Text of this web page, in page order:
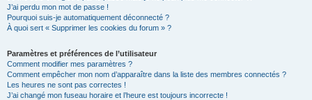
J’ai perdu mon mot de passe !
Pourquoi suis-je automatiquement déconnecté ?
À quoi sert « Supprimer les cookies du forum » ?
Paramètres et préférences de l’utilisateur
Comment modifier mes paramètres ?
Comment empêcher mon nom d’apparaître dans la liste des membres connectés ?
Les heures ne sont pas correctes !
J’ai changé mon fuseau horaire et l’heure est toujours incorrecte !